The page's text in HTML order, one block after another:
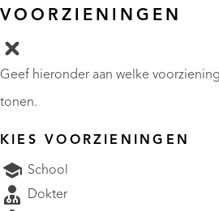
VOORZIENINGEN
Geef hieronder aan welke
tonen.
KIES VOORZIENINGEN
School
Dokter